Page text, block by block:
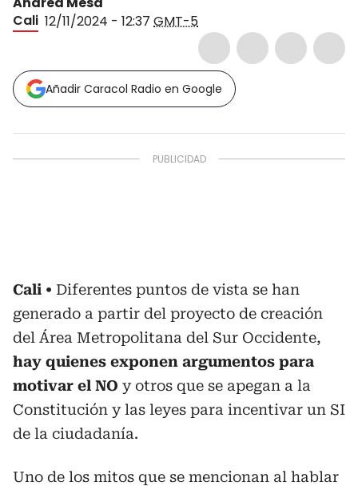
Cali 12/11/2024 - 12:37 GMT-5
Añadir Caracol Radio en Google
Cali
Diferentes puntos de vista se han
generado a partir del proyecto de creación
del Área Metropolitana del Sur Occidente,
hay quienes exponen argumentos para
motivar el NO y otros que se apegan a la
Constitución y las leyes para incentivar un SI
de la ciudadanía.
Uno de los mitos que se mencionan al hablar